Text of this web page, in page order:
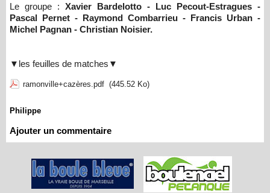
Le groupe : Xavier Bardelotto - Luc Pecout-Estragues -
Pascal Pernet - Raymond Combarrieu - Francis Urban -
Michel Pagnan - Christian Noisier.
▼les feuilles de matches▼
ramonville+cazères.pdf (445.52 Ko)
Philippe
Ajouter un commentaire